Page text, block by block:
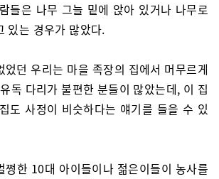
들은 나무 그늘 밑에 앉아 있거나 나무로
있는 경우가 많았다.
었던 우리는 마을 족장의 집에서 머무르게
독 다리가 불편한 분들이 많았는데, 이 집
도 사정이 비슷하다는 얘기를 들을 수 있
쩡한 10대 아이들이나 젊은이들이 농사를